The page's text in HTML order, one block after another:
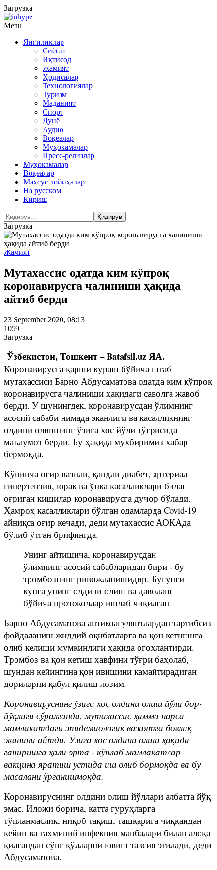
Загрузка
Menu
Янгиликлар
Сиёсат
Иқтисод
Жамият
Ҳодисалар
Технологиялар
Туризм
Маданият
Спорт
Дунё
Аудио
Воқеалар
Муҳокамалар
Пресс-релизлар
Муҳокамалар
Воқеалар
Махсус лойиҳалар
На русском
Кириш
Загрузка
Жамият
Мутахассис одатда ким кўпроқ
коронавирусга чалиниши ҳақида
айтиб берди
23 September 2020, 08:13
1059
Загрузка
Ўзбекистон, Тошкент – Batafsil.uz ЯА.
Коронавирусга қарши кураш бўйича штаб
мутахассиси Барно Абдусаматова одатда ким кўпроқ
коронавирусга чалиниши ҳақидаги саволга жавоб
берди. У шунингдек, коронавирусдан ўлимнинг
асосий сабаби нимада эканлиги ва касалликнинг
олдини олишнинг ўзига хос йўли тўғрисида
маълумот берди. Бу ҳақида мухбиримиз хабар
бермоқда.
Кўпинча оғир вазнли, қандли диабет, aртериал
гипертензия, юрак ва ўпка касалликлари билан
оғриган кишилар коронавирусга дучор бўлади.
Ҳамроҳ касалликлари бўлган одамларда Covid-19
айниқса оғир кечади, деди мутахассис АОКАда
бўлиб ўтган брифингда.
Унинг айтишича, коронавирусдан
ўлимнинг асосий сабабларидан бири - бу
тромбознинг ривожланишидир. Бугунги
кунга унинг олдини олиш ва даволаш
бўйича протоколлар ишлаб чиқилган.
Барно Абдусаматова антикоагулянтлардан тартибсиз
фойдаланиш жиддий оқибатларга ва қон кетишига
олиб келиши мумкинлиги ҳақида огоҳлантирди.
Тромбоз ва қон кетиш хавфини тўғри баҳолаб,
шундан кейингина қон ивишини камайтирадиган
дориларни қабул қилиш лозим.
Коронавируснинг ўзига хос олдини олиш йўли бор-
йўқлиги сўралганда, мутахассис ҳамма нарса
мамлакатдаги эпидемиологик вазиятга боғлиқ
эканини айтди. Ўзига хос олдини олиш ҳақида
гапиришга ҳали эрта - кўплаб мамлакатлар
вакцина яратиш устида иш олиб бормоқда ва бу
масалани ўрганишмоқда.
Коронавируснинг олдини олиш йўллари албатта йўқ
эмас. Иложи борича, катта гуруҳларга
тўпланмаслик, ниқоб тақиш, ташқарига чиққандан
кейин ва тахминий инфекция манбалари билан алоқа
қилгандан сўнг қўлларни ювиш тавсия этилади, деди
Абдусаматова.